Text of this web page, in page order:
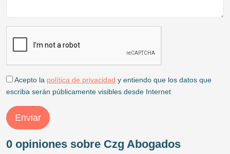
Acepto la política de privacidad y entiendo que los datos que
escriba serán públicamente visibles desde Internet
Enviar
0 opiniones sobre Czg Abogados